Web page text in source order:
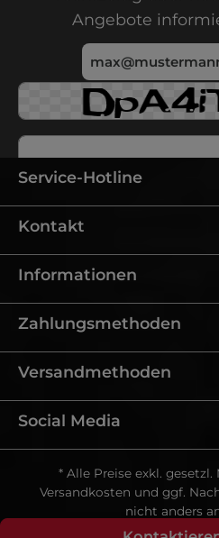
Angebote
Ich habe die
Service-Hotline
Kontakt
Informationen
Zahlungsmethoden
Versandmethoden
Social Media
* Alle Preise exkl.
Versandkosten und ggf.
nicht anders
Copyright © L.C.